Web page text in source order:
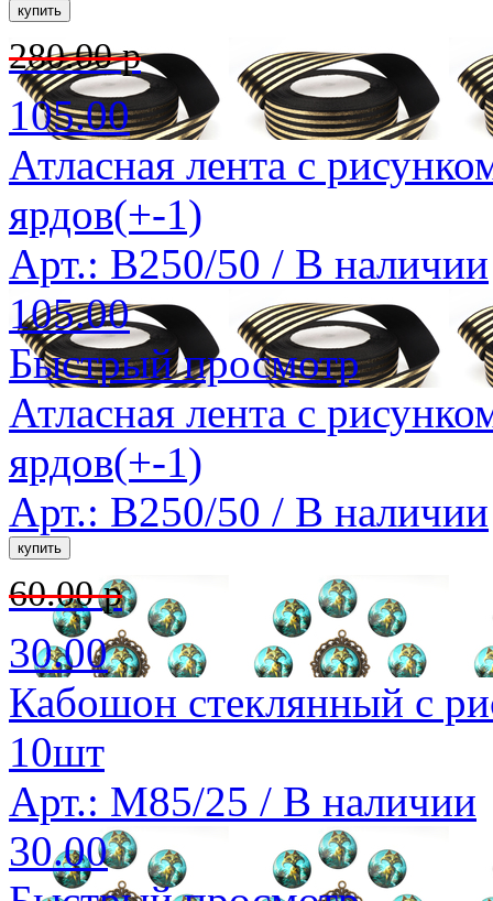
280.00 р
105.00
Атласная лента с
ярдов(+-1)
Арт.: B250/50 / В наличии
105.00
Быстрый просмотр
Атласная лента с
ярдов(+-1)
Арт.: B250/50 / В наличии
60.00 р
30.00
Кабошон стеклянный с
10шт
Арт.: M85/25 / В наличии
30.00